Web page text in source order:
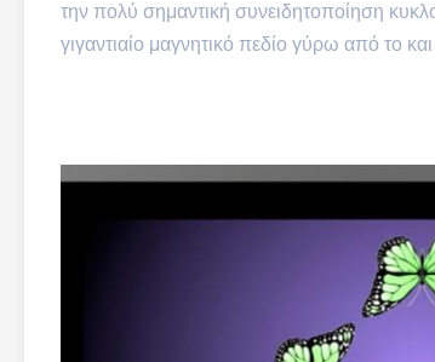
την πολύ σημαντική συνειδητοποίηση
γιγαντιαίο μαγνητικό πεδίο γύρω από το